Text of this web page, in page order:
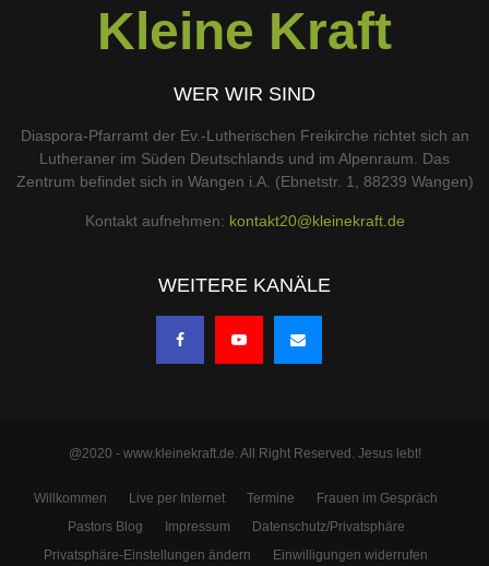
Kleine Kraft
WER WIR SIND
Diaspora-Pfarramt der Ev.-Lutherischen Freikirche richtet sich an
Lutheraner im Süden Deutschlands und im Alpenraum. Das
Zentrum befindet sich in Wangen i.A. (Ebnetstr. 1, 88239 Wangen)
Kontakt aufnehmen: kontakt20@kleinekraft.de
WEITERE KANÄLE
@2020 - www.kleinekraft.de. All Right Reserved. Jesus lebt!
Willkommen Live per Internet Termine
Frauen im Gespräch
Pastors Blog
Impressum
Datenschutz/Privatsphäre
Privatsphäre-Einstellungen ändern
Einwilligungen widerrufen